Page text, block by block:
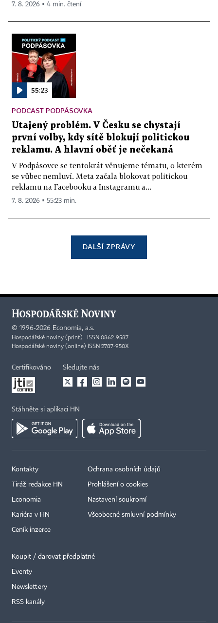
7. 8. 2026 ▪ 4 min. čtení
55:23
PODCAST PODPÁSOVKA
Utajený problém. V Česku se chystají
první volby, kdy sítě blokují politickou
reklamu. A hlavní oběť je nečekaná
V Podpásovce se tentokrát věnujeme tématu, o kterém
se vůbec nemluví. Meta začala blokovat politickou
reklamu na Facebooku a Instagramu a...
7. 8. 2026 ▪ 55:23 min.
DALŠÍ ZPRÁVY
© 1996-2026 Economia, a.s.
Hospodářské noviny (print) ISSN 0862-9587
Hospodářské noviny (online) ISSN 2787-950X
Certifikováno Sledujte nás
Stáhněte si aplikaci HN
Kontakty
Tiráž redakce HN
Economia
Kariéra v HN
Ceník inzerce
Ochrana osobních údajů
Prohlášení o cookies
Nastavení soukromí
Všeobecné smluvní podmínky
Koupit / darovat předplatné
Eventy
Newslettery
RSS kanály